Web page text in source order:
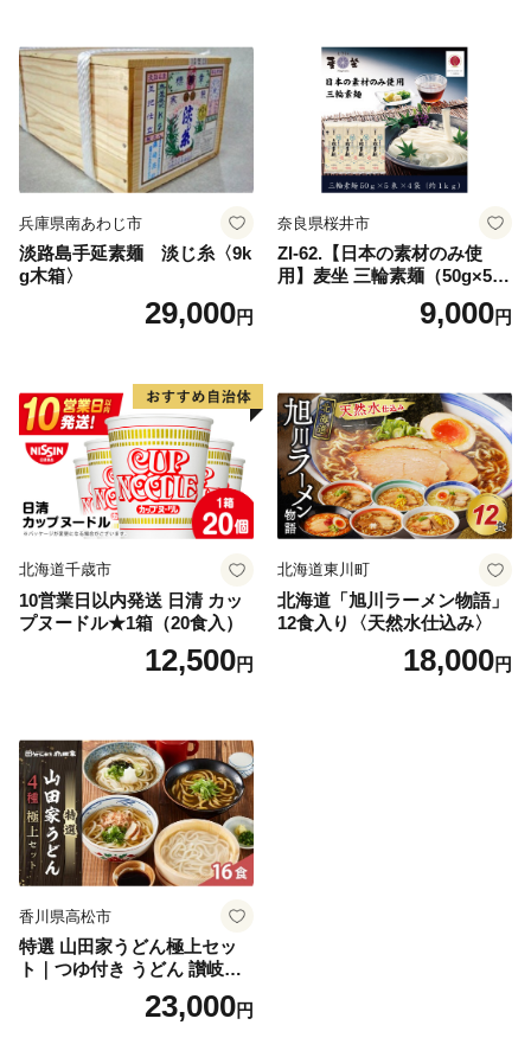
兵庫県南あわじ市
淡路島手延素麺 淡じ糸〈9k
g木箱〉
29,000円
奈良県桜井市
ZI-62.【日本の素材のみ使
用】麦坐 三輪素麺（50g×5束
9,000円
北海道千歳市
10営業日以内発送 日清 カッ
プヌードル★1箱（20食入）
12,500円
北海道東川町
北海道「旭川ラーメン物語」
12食入り〈天然水仕込み〉
18,000円
香川県高松市
特選 山田家うどん極上セッ
ト｜つゆ付き うどん 讃岐う
どん さぬきうどん 生麵 うど
んセット カレーうどん 生う
23,000円